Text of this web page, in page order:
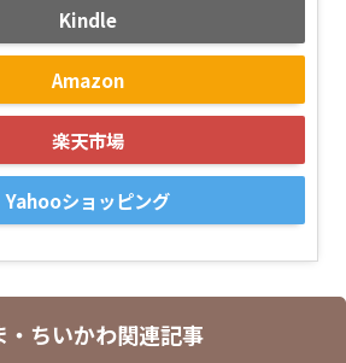
Kindle
Amazon
楽天市場
Yahooショッピング
・ちいかわ関連記事